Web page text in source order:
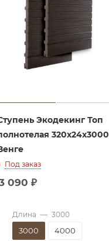
Экодекинг Топ
320х24x3000
Под заказ
090 ₽
Длина — 3000
3000 4000